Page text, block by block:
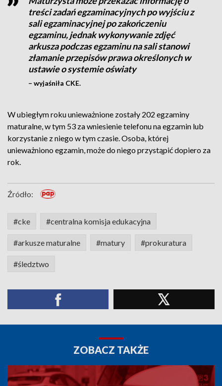
treści zadań egzaminacyjnych po wyjściu z
sali egzaminacyjnej po zakończeniu
egzaminu, jednak wykonywanie zdjęć
arkusza podczas egzaminu na sali stanowi
złamanie przepisów prawa określonych w
ustawie o systemie oświaty
– wyjaśniła CKE.
W ubiegłym roku unieważnione zostały 202 egzaminy
maturalne, w tym 53 za wniesienie telefonu na egzamin lub
korzystanie z niego w tym czasie. Osoba, której
unieważniono egzamin, może do niego przystąpić dopiero za
rok.
Źródło:
#cke #centralna komisja edukacyjna
#arkusze maturalne #matury #prokuratura
#śledztwo
ZOBACZ TAKŻE